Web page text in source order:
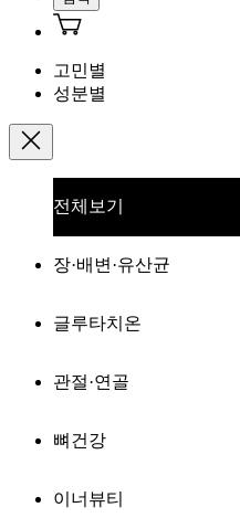
고민별
성분별
전체보기
장·배변·유산균
글루타치온
관절·연골
뼈건강
이너뷰티